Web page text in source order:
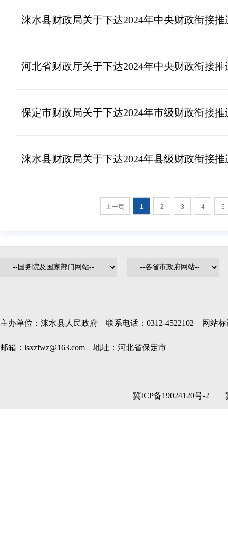
涞水县财政局关于下达2024年中央财政衔接
河北省财政厅关于下达2024年中央财政衔接
保定市财政局关于下达2024年市级财政衔接
涞水县财政局关于下达2024年县级财政衔接
上一页 1 2 3 4 5
主办单位：涞水县人民政府 联系电话：0312-4522102 网站标
邮箱：lsxzfwz@163.com 地址：河北省保定市
冀ICP备19024120号-2